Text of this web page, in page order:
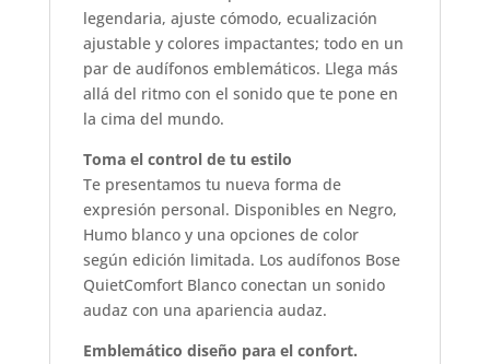
legendaria, ajuste cómodo, ecualización
ajustable y colores impactantes; todo en un
par de audífonos emblemáticos. Llega más
allá del ritmo con el sonido que te pone en
la cima del mundo.
Toma el control de tu estilo
Te presentamos tu nueva forma de
expresión personal. Disponibles en Negro,
Humo blanco y una opciones de color
según edición limitada. Los audífonos Bose
QuietComfort Blanco conectan un sonido
audaz con una apariencia audaz.
Emblemático diseño para el confort.